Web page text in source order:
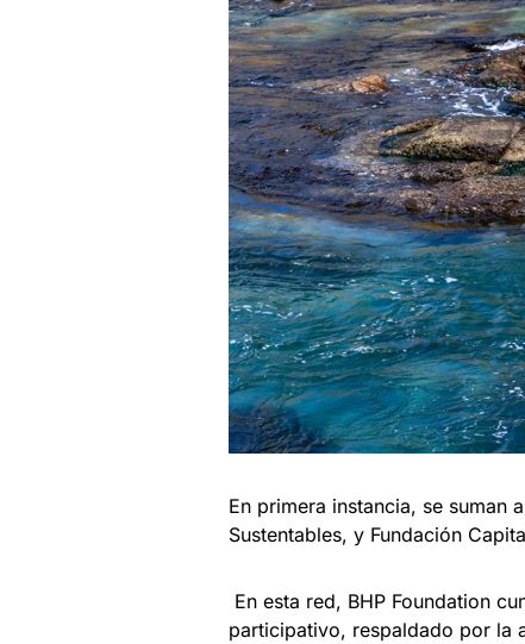
En primera instancia, se suman
Sustentables, y Fundación
En esta red, BHP Foundation
participativo, respaldado por la